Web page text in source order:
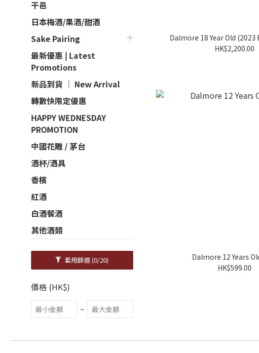
干邑
日本梅酒/果酒/甜酒
Sake Pairing
最新優惠 | Latest
Promotions
新品到貨 ｜ New Arrival
轉數快限定優惠
HAPPY WEDNESDAY
PROMOTION
中國花雕 / 茅台
酒杯/酒具
香檳
紅酒
白酒餐酒
其他酒類
套用篩選(0/20)
價格 (HK$)
~
Dalmore 18 Year Old
HK$2,200.00
Dalmore 12 Years
HK$599.00